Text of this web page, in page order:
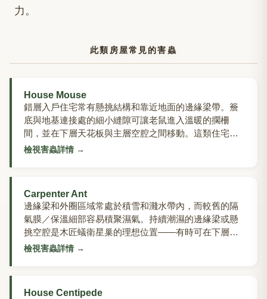
力。
此類房屋常見的害蟲
House Mouse
錯層入戶住宅常有懸挑結構和靠近地面的邊緣梁帶。簷
底與地基連接處的細小縫隙可讓老鼠進入溫暖的擱柵
間，並在下層天花板與主層空腔之間移動。這類住宅常
見的附屬車庫也可能通過車門縫隙和管線穿透處充當中
檢視害蟲詳情 →
Carpenter Ant
邊緣梁和外圈區域常處於積雪和濺水帶內，而較舊的隔
氣膜／保溫細部容易積聚濕氣。持續潮濕的邊緣梁或懸
挑空腔是木匠蟻衛星巢的理想位置——有時可在下層外
側踢腳板沿線發現碎屑（frass）。
檢視害蟲詳情 →
House Centipede